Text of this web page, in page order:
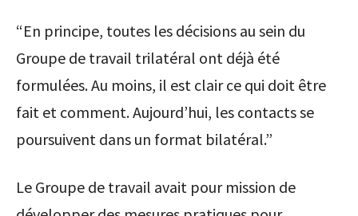
“En principe, toutes les décisions au sein du
Groupe de travail trilatéral ont déjà été
formulées. Au moins, il est clair ce qui doit être
fait et comment. Aujourd’hui, les contacts se
poursuivent dans un format bilatéral.”
Le Groupe de travail avait pour mission de